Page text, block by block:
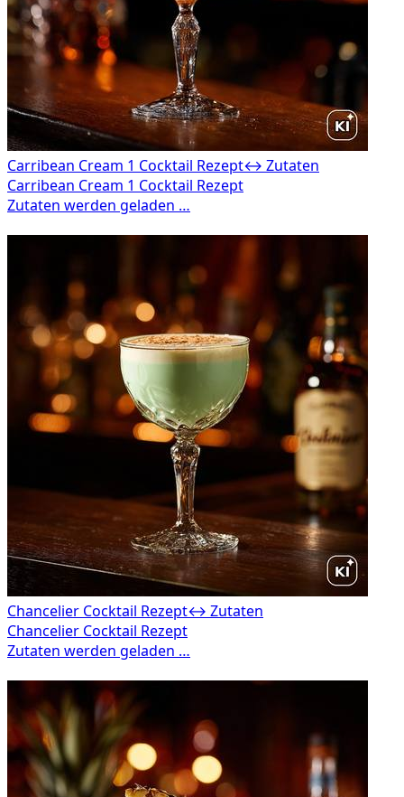
Carribean Cream 1 Cocktail Rezept↔ Zutaten
Chancelier Cocktail Rezept↔ Zutaten